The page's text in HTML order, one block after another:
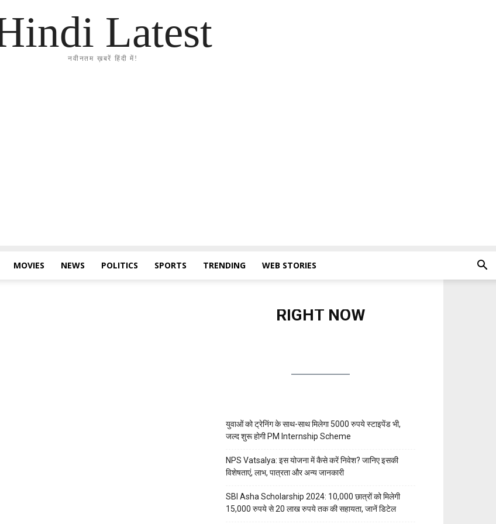
Latest
नवीनतम ख़बरें हिंदी में!
MOVIES NEWS POLITICS SPORTS TRENDING WEB STORIES
RIGHT NOW
युवाओं को ट्रेनिंग के साथ-साथ मिलेगा 5000 रुपये स्टाइपेंड भी,
जल्द शुरू होगी PM Internship Scheme
NPS Vatsalya: इस योजना में कैसे करें निवेश? जानिए इसकी
विशेषताएं, लाभ, पात्रता और अन्य जानकारी
SBI Asha Scholarship 2024: 10,000 छात्रों को मिलेगी
15,000 रुपये से 20 लाख रुपये तक की सहायता, जानें डिटेल